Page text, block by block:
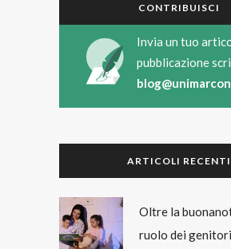
CONTRIBUISCI
Invia un tuo
pubblicazione
ARTICOLI RECENTI
Oltre la
ruolo dei